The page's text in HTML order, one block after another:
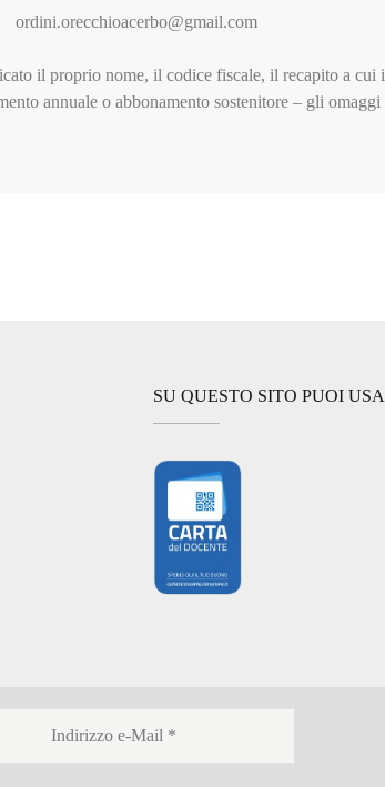
ordini.orecchioacerbo@gmail.com
il proprio nome, il codice fiscale, il recapito a cui
annuale o abbonamento sostenitore – gli omaggi
SU QUESTO SITO PUOI